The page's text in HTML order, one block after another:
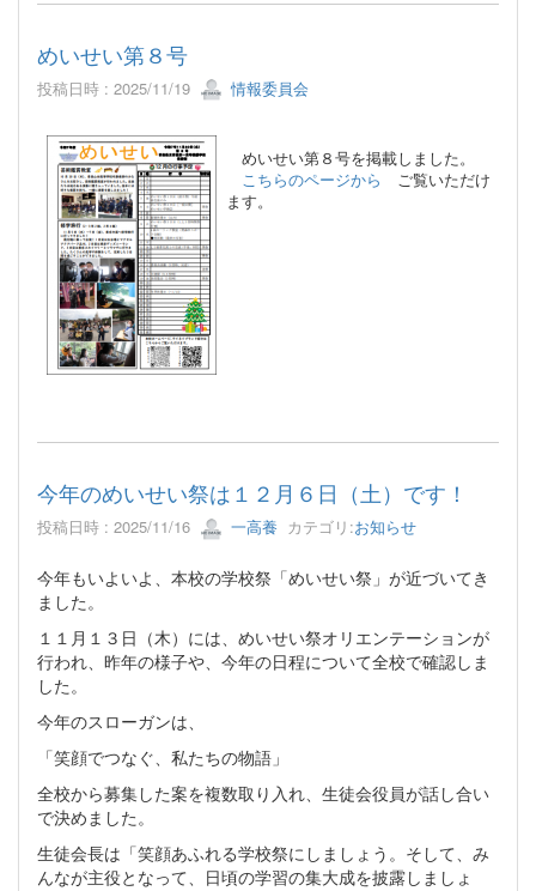
めいせい第８号
投稿日時 : 2025/11/19 情報委員会
めいせい第８号を掲載しました。
こちらのページから
ご覧いただけ
ます。
今年のめいせい祭は１２月６日（土）です！
投稿日時 : 2025/11/16 一高養 カテゴリ:お知らせ
今年もいよいよ、本校の学校祭「めいせい祭」が近づいてき
ました。
１１月１３日（木）には、めいせい祭オリエンテーションが
行われ、昨年の様子や、今年の日程について全校で確認しま
した。
今年のスローガンは、
「笑顔でつなぐ、私たちの物語」
全校から募集した案を複数取り入れ、生徒会役員が話し合い
で決めました。
生徒会長は「笑顔あふれる学校祭にしましょう。そして、み
んなが主役となって、日頃の学習の集大成を披露しましょ